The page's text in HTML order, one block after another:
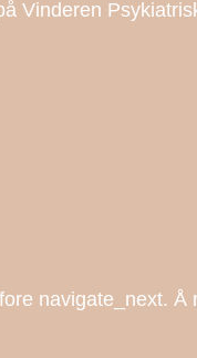
Vinderen
navigate_next.